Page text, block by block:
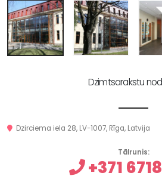
Dzimtsarakstu
Dzirciema iela 28, LV-1007, Rīga, Latvija
Tālrunis:
+371